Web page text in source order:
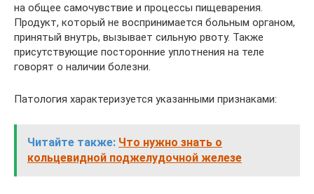
на общее самочувствие и процессы пищеварения.
Продукт, который не воспринимается больным органом,
принятый внутрь, вызывает сильную рвоту. Также
присутствующие посторонние уплотнения на теле
говорят о наличии болезни.
Патология характеризуется указанными признаками:
Читайте также: Что нужно знать о
кольцевидной поджелудочной железе